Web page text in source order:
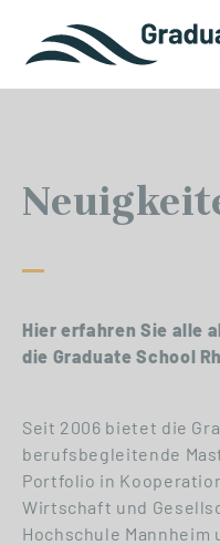
Hier erfahren Sie alle
die Graduate School
Seit 2006 bietet die
berufsbegleitende
Portfolio in
Wirtschaft und
Hochschule